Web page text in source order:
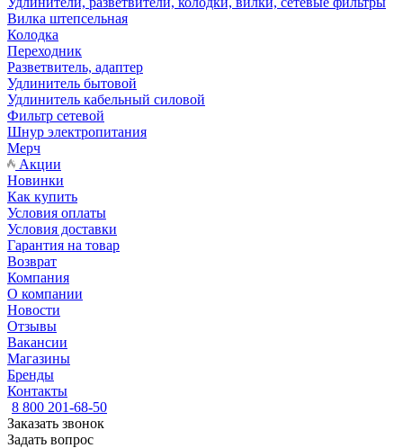
Вилка штепсельная
Колодка
Переходник
Разветвитель, адаптер
Удлинитель бытовой
Удлинитель кабельный силовой
Фильтр сетевой
Шнур электропитания
Мерч
Акции
Новинки
Как купить
Условия оплаты
Условия доставки
Гарантия на товар
Возврат
Компания
О компании
Новости
Отзывы
Вакансии
Магазины
Бренды
Контакты
8 800 201-68-50
Заказать звонок
Задать вопрос